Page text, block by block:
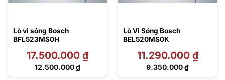
Lò vi sóng Bosch
BFL523MS0H
17.500.000₫
Giá
12.500.000₫
Giá
Lò Vi Sóng Bosch
BEL520MS0K
11.290.000₫
Giá
9.350.000₫
Giá